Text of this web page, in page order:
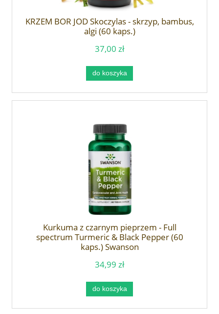
KRZEM BOR JOD Skoczylas - skrzyp, bambus,
algi (60 kaps.)
37,00 zł
do koszyka
Kurkuma z czarnym pieprzem - Full
spectrum Turmeric & Black Pepper (60
kaps.) Swanson
34,99 zł
do koszyka